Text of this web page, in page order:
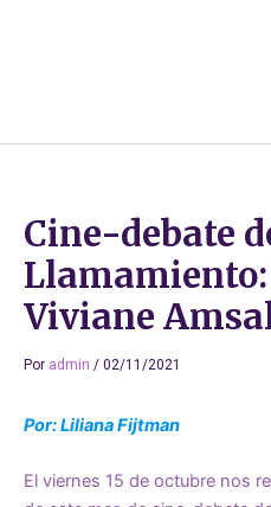
Cine-debate
Viviane
Por admin / 02/11/2021
Por: Liliana Fijtman
El viernes 15 de octubre nos